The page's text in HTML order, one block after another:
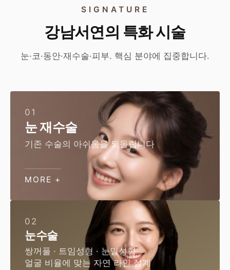
SIGNATURE
강남서연의 특화 시술
눈·코·동안·재수술·피부. 핵심 분야에 집중합니다.
01
눈 재수술
기존 수술의 아쉬움을 되돌립니다
MORE +
02
눈수술
쌍꺼풀 · 트임성형 · 눈밑성형
얼굴 비율에 맞는 자연 라인 설계